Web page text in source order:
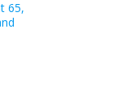
65,